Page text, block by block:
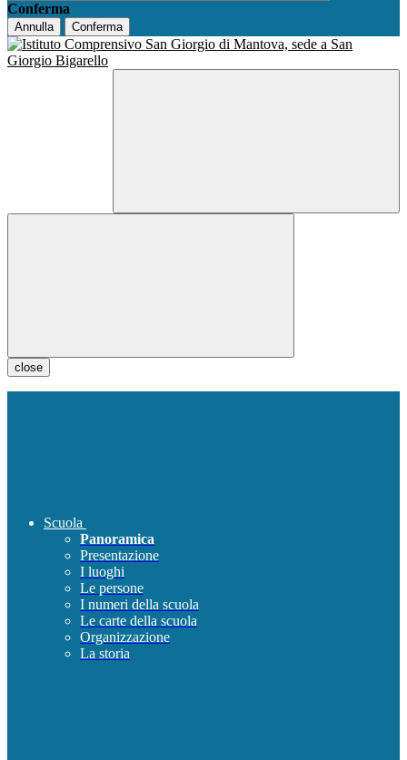
Conferma
Annulla Conferma
close
Scuola
Panoramica
Presentazione
I luoghi
Le persone
I numeri della scuola
Le carte della scuola
Organizzazione
La storia